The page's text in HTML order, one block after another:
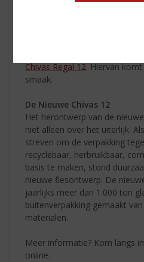
In de glooiende heuvels van
Chivas Regal 12. Hiervan
smaak.
De Nieuwe Chivas 12
Het herontwerp van de nieuwe
niet alleen over het uiterlijk.
streven om de verpakking
recyclebaar, herbruikbaar,
basis te maken, stond
nieuwe flesontwerp. De
jaarlijks meer dan 1.000 ton
buitenverpakking gemaakt
materialen.
Meer informatie? Kom langs
online.